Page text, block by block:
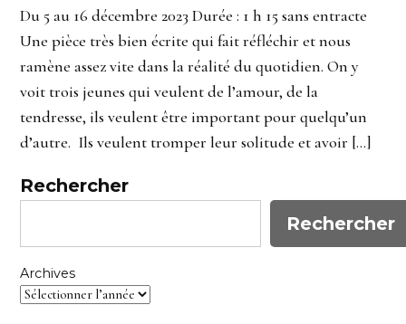
Du 5 au 16 décembre 2023 Durée : 1 h 15 sans entracte
Une pièce très bien écrite qui fait réfléchir et nous
ramène assez vite dans la réalité du quotidien. On y
voit trois jeunes qui veulent de l’amour, de la
tendresse, ils veulent être important pour quelqu’un
d’autre. Ils veulent tromper leur solitude et avoir […]
Rechercher
Rechercher
Archives